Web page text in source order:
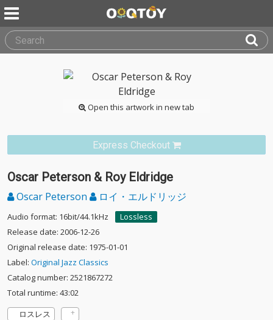
Open this artwork in new tab
Express Checkout
Oscar Peterson & Roy Eldridge
Oscar Peterson ロイ・エルドリッジ
Audio format: 16bit/44.1kHz
Lossless
Release date: 2006-12-26
Original release date: 1975-01-01
Label: Original Jazz Classics
Catalog number: 2521867272
Total runtime: 43:02
ロスレス